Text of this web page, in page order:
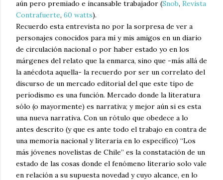
aún pero premiado e incansable trabajador (Snob, Revista
Contrafuerte, 60 watts).
Recuerdo esta entrevista no por la sorpresa de ver a
personajes conocidos para mí y mis amigos en un diario
de circulación nacional o por haber estado yo en los
márgenes del relato que la enmarca, sino que -más allá de
la anécdota aquella- la recuerdo por ser un correlato del
discurso de un mercado editorial del que este tipo de
periodismo es una función. Mercado donde la literatura
sólo (o mayormente) es narrativa; y mejor aún si es esta
una nueva narrativa. Con un rótulo que obedece a lo
antes descrito (y que es ante todo el trabajo en contra de
una memoria nacional y literaria en lo específico) “Los
más jóvenes novelistas de Chile” es la constatación de un
estado de las cosas donde el fenómeno literario solo vale
en relación a su supuesta novedad y cuyo alcance, en lo